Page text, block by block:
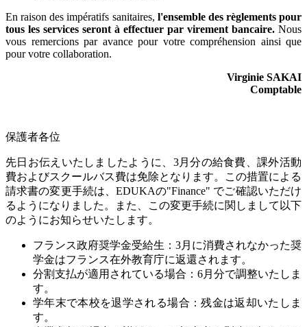
En raison des impératifs sanitaires, l'ensemble des règlements pour
tous les services seront à effectuer par virement bancaire. Nous
vous remercions par avance pour votre compréhension ainsi que
pour votre collaboration.
Virginie SAKAI
Comptable
保護者各位
先日お伝えいたしましたように、 3月分の給食費、課外活動
費およびスクールバス費は免除となります。
この措置による
請求書の変更手続は、 EDUKAの"Finance" でご確認いただけ
るようになりました。
また、この変更手続に関しまして以下
のようにお知らせいたします。
フランス政府奨学金受給生： 3月に消費されなかった奨
学金はフランス在外教育庁に返還されます。
分割支払が適用されている場合： 6月分で調整いたしま
す。
学年末で本校を退学される場合：残金は返却いたしま
す。